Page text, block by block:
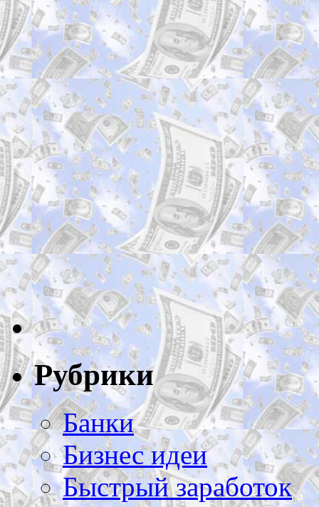
Рубрики
Банки
Бизнес идеи
Быстрый заработок